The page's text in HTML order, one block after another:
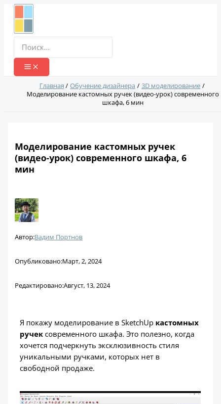
Перейти
Главная Обучение дизайнера
3D моделирование
Моделирование кастомных ручек (видео-урок) современного
шкафа, 6 мин
Моделирование кастомных ручек
(видео-урок) современного шкафа, 6
мин
Автор:Вадим Портнов
Опубликовано:Март, 2, 2024
Редактировано:Август, 13, 2024
Я покажу моделирование в SketchUp кастомных
ручек современного шкафа. Это полезно, когда
хочется подчеркнуть эксклюзивность стиля
уникальными ручками, которых нет в
свободной продаже.